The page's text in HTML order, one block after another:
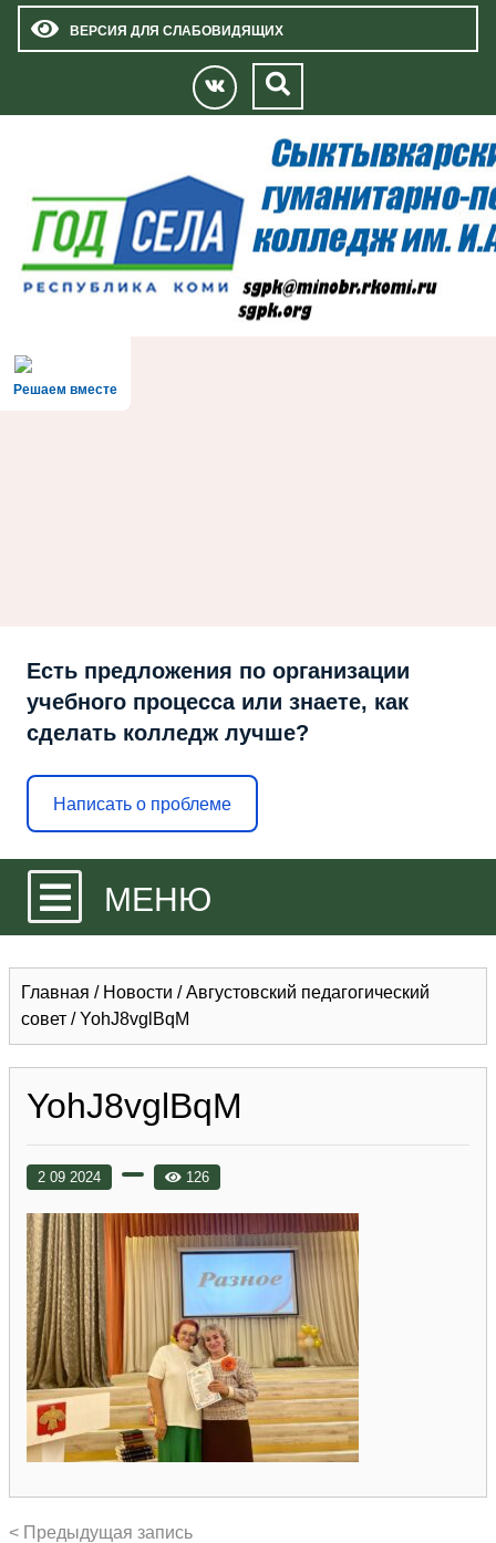
ВЕРСИЯ ДЛЯ СЛАБОВИДЯЩИХ
Решаем вместе
Есть предложения по организации
учебного процесса или знаете, как
сделать колледж лучше?
Написать о проблеме
МЕНЮ
Главная / Новости /Августовский педагогический
совет /YohJ8vglBqM
YohJ8vglBqM
2 09 2024 126
< Предыдущая запись